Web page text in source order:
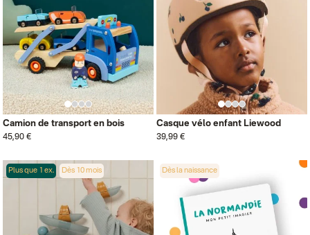
Camion de transport en bois
45,90 €
Casque vélo enfant Liewood
39,99 €
Plus que 1 ex. Dès 10 mois Dès la naissance